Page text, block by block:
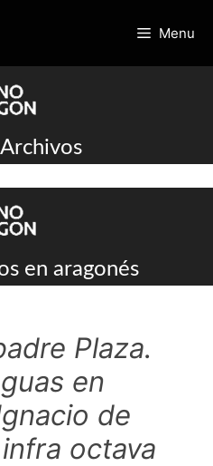
Menu
en aragonés
Plaza.
en
de
octava